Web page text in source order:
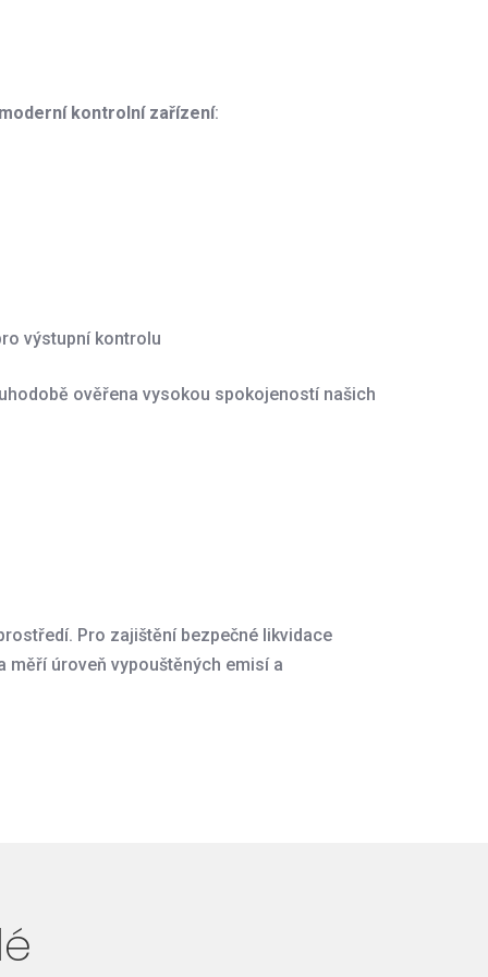
kontrolní zařízení:
výstupní kontrolu
ověřena vysokou spokojeností našich
Pro zajištění bezpečné likvidace
měří úroveň vypouštěných emisí a